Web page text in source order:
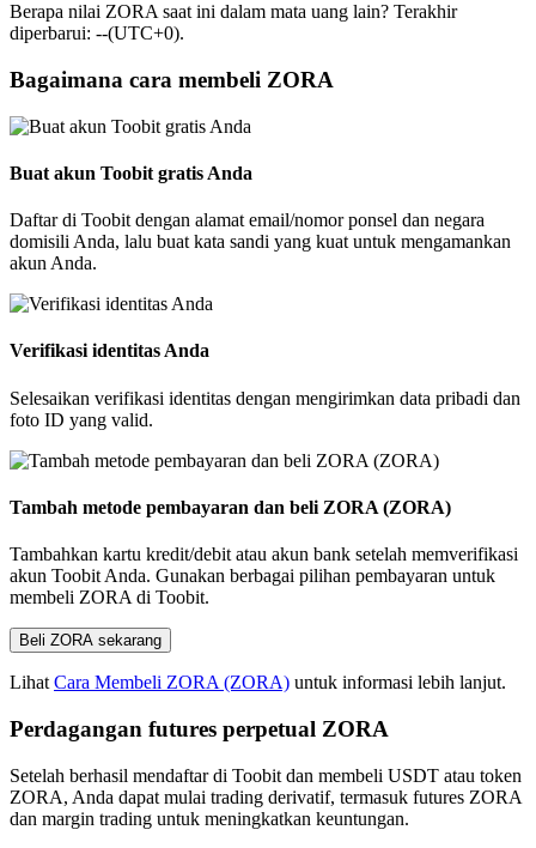
Berapa nilai ZORA saat ini dalam mata uang lain? Terakhir
diperbarui: --(UTC+0).
Bagaimana cara membeli ZORA
Buat akun Toobit gratis Anda
Daftar di Toobit dengan alamat email/nomor ponsel dan negara
domisili Anda, lalu buat kata sandi yang kuat untuk mengamankan
akun Anda.
Verifikasi identitas Anda
Selesaikan verifikasi identitas dengan mengirimkan data pribadi dan
foto ID yang valid.
Tambah metode pembayaran dan beli ZORA (ZORA)
Tambahkan kartu kredit/debit atau akun bank setelah memverifikasi
akun Toobit Anda. Gunakan berbagai pilihan pembayaran untuk
membeli ZORA di Toobit.
Beli ZORA sekarang
Lihat Cara Membeli ZORA (ZORA) untuk informasi lebih lanjut.
Perdagangan futures perpetual ZORA
Setelah berhasil mendaftar di Toobit dan membeli USDT atau token
ZORA, Anda dapat mulai trading derivatif, termasuk futures ZORA
dan margin trading untuk meningkatkan keuntungan.